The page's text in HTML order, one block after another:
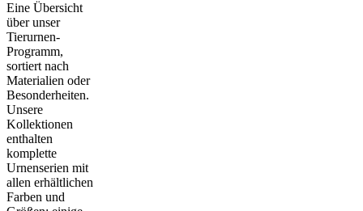
Eine Übersicht
über unser
Tierurnen-
Programm,
sortiert nach
Materialien oder
Besonderheiten.
Unsere
Kollektionen
enthalten
komplette
Urnenserien mit
allen erhältlichen
Farben und